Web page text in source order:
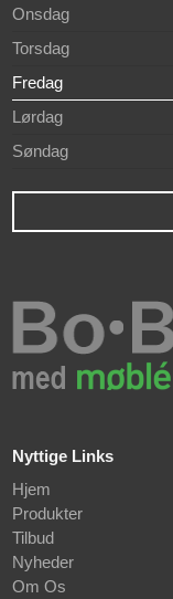
Onsdag
Torsdag
Fredag
Lørdag
Søndag
Nyttige Links
Hjem
Produkter
Tilbud
Nyheder
Om Os